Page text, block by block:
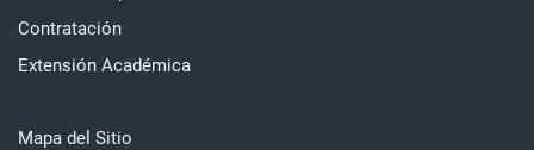
Contratación
Extensión Académica
Mapa del Sitio